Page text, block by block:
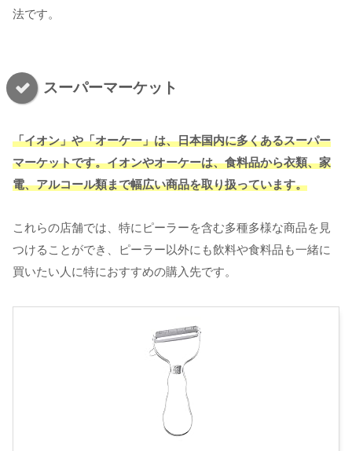
法です。
スーパーマーケット
「イオン」や「オーケー」は、日本国内に多くあるスーパー
マーケットです。イオンやオーケーは、食料品から衣類、家
電、アルコール類まで幅広い商品を取り扱っています。
これらの店舗では、特にピーラーを含む多種多様な商品を見
つけることができ、ピーラー以外にも飲料や食料品も一緒に
買いたい人に特におすすめの購入先です。